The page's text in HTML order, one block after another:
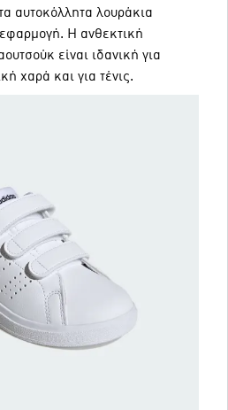
αυτοκόλλητα λουράκια
Η ανθεκτική
είναι ιδανική για
χαρά και για τένις.